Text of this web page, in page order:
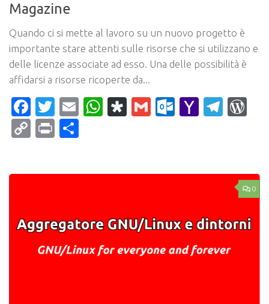
Magazine
Quando ci si mette al lavoro su un nuovo progetto è
importante stare attenti sulle risorse che si utilizzano e
delle licenze associate ad esso. Una delle possibilità è
affidarsi a risorse ricoperte da...
Facebook
Twitter
EmailWhatsApp
Diaspora
Gmail Yahoo
CopyPrint
0